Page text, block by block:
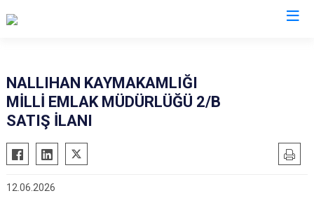
Akyurt
Ayaş
Haymana
NALLIHAN KAYMAKAMLIĞI
MİLLİ EMLAK MÜDÜRLÜĞÜ 2/B
SATIŞ İLANI
12.06.2026